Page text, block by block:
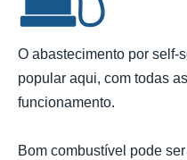
O abastecimento por self-
popular aqui, com todas
funcionamento.
Bom combustível pode